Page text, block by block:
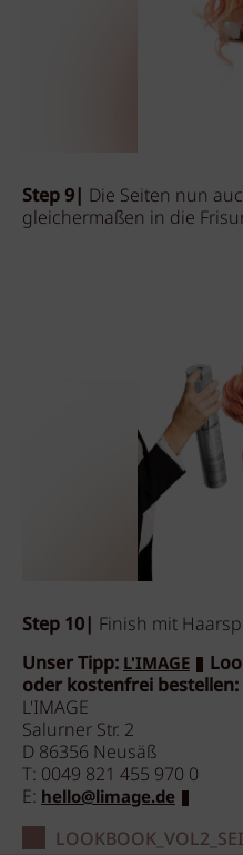
Step 9| Die Seiten nun
gleichermaßen in die
Step 10| Finish mit
Unser Tipp:L'IMAGE
oder kostenfrei bestellen:
L'IMAGE
Salurner Str. 2
D 86356 Neusäß
T: 0049 821 455 970 0
E: hello@limage.de